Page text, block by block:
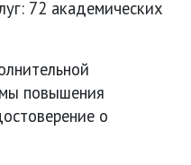
72 академических
повышения
о